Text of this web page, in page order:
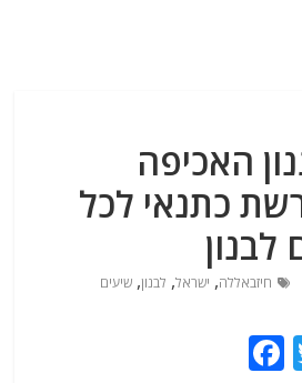
האכיפה
כתנאי לכל
חיזבאללה, ישראל, לבנון,שיעים
T